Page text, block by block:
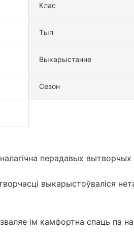
Клас
Тып
Выкарыстанне
Сезон
перадавых вытворчых
выкарыстоўваліся
ім камфортна спаць па